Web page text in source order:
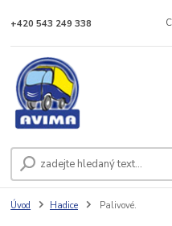
+420 543 249 338
Úvod Hadice Palivové.